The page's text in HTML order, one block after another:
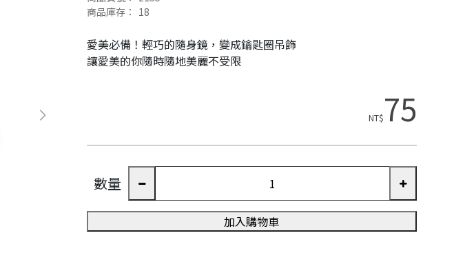
商品庫存： 18
愛美必備！輕巧的隨身鏡，變成鑰匙圈吊飾
讓愛美的你隨時隨地美麗不受限
NT$75
數量
加入購物車